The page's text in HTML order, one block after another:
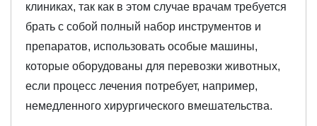
клиниках, так как в этом случае врачам требуется
брать с собой полный набор инструментов и
препаратов, использовать особые машины,
которые оборудованы для перевозки животных,
если процесс лечения потребует, например,
немедленного хирургического вмешательства.